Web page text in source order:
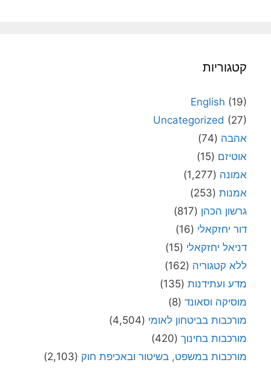
קטגוריות
English (19)
Uncategorized (27)
אהבה (74)
אוטיזם (15)
אמונה (1,277)
אמנות (253)
גרשון הכהן (817)
דור יחזקאלי (16)
דניאל יחזקאלי (15)
ללא קטגוריה (162)
מדע ועתידנות (135)
מוסיקה וסאונד (8)
מורכבות בביטחון לאומי (4,504)
מורכבות בחינוך (420)
מורכבות במשפט, בשיטור ובאכיפת חוק (2,103)